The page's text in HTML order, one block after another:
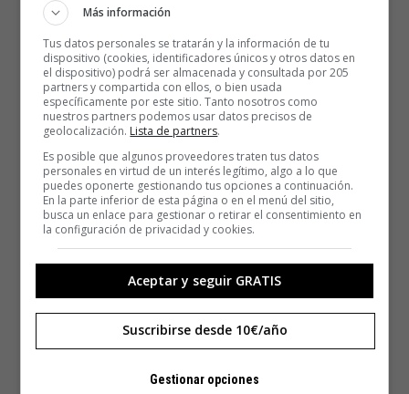
Más información
Tus datos personales se tratarán y la información de tu
dispositivo (cookies, identificadores únicos y otros datos en
el dispositivo) podrá ser almacenada y consultada por 205
partners y compartida con ellos, o bien usada
específicamente por este sitio. Tanto nosotros como
nuestros partners podemos usar datos precisos de
geolocalización. Lista de partners.
Es posible que algunos proveedores traten tus datos
personales en virtud de un interés legítimo, algo a lo que
puedes oponerte gestionando tus opciones a continuación.
En la parte inferior de esta página o en el menú del sitio,
busca un enlace para gestionar o retirar el consentimiento en
la configuración de privacidad y cookies.
Aceptar y seguir GRATIS
Suscribirse desde 10€/año
Gestionar opciones